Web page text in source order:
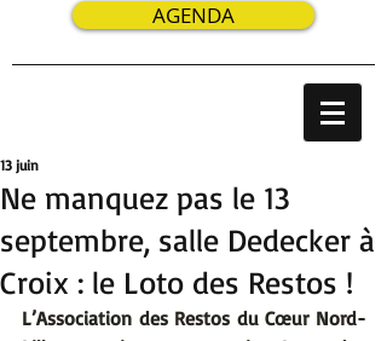
AGENDA
Ne manquez pas le 13
septembre, salle Dedecker à
Croix : le Loto des Restos !
13 juin
L’Association des Restos du Cœur Nord-